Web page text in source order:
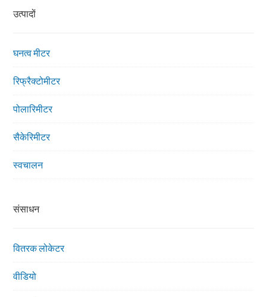
उत्पादों
घनत्व मीटर
रिफ्रैक्टोमीटर
पोलारिमीटर
सैकेरिमीटर
स्वचालन
संसाधन
वितरक लोकेटर
वीडियो